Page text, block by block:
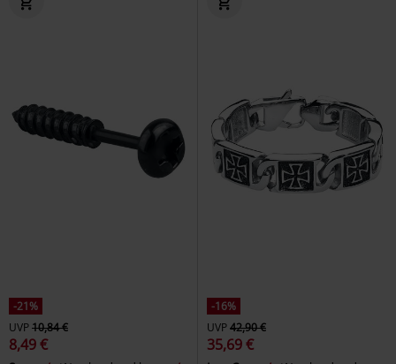
-21%
UVP10,84 €
8,49 €
-16%
UVP42,90 €
35,69 €